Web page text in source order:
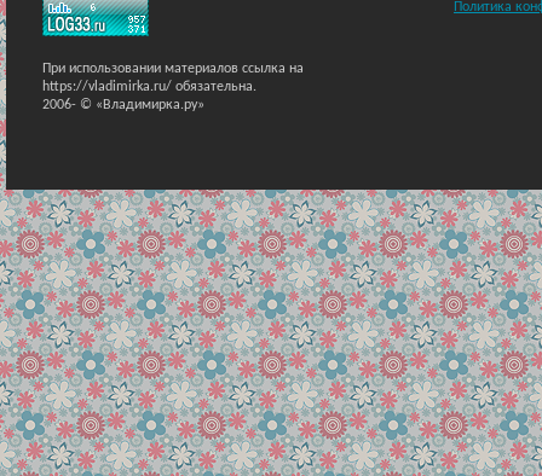
При использовании материалов ссылка на
https://vladimirka.ru/ обязательна.
2006- © «Владимирка.ру»
Политика